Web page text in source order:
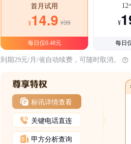
首月试用
¥14.9 ¥39
每日仅0.48元
12
¥
每日
到期29元/月/省自动续费，可随时取消。
标讯详情查看
关键电话直连
甲方分析查询